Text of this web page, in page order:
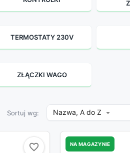
TERMOSTATY 230V
ZŁĄCZKI WAGO
Sortuj wg: Nazwa, A do Z 
favorite_border
favorite_border NA MAGAZYNIE